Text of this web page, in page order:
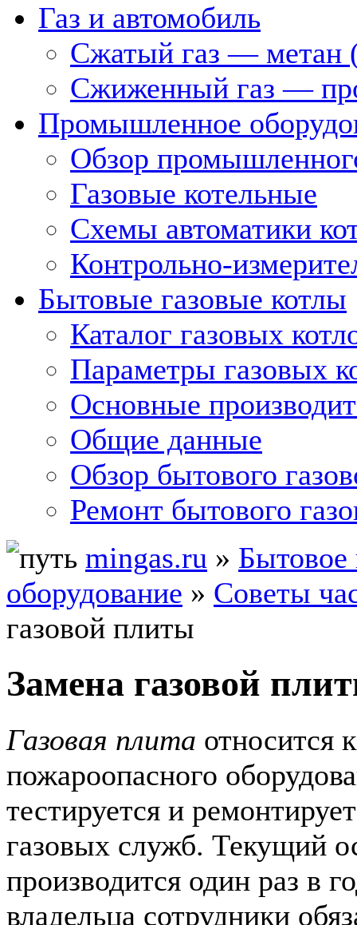
Газ и автомобиль
Сжатый газ — метан
Сжиженный газ —
Промышленное
Обзор
Газовые котельные
Схемы автоматики
Контрольно-
Бытовые газовые котлы
Каталог газовых
Параметры газовых
Основные
Общие данные
Обзор бытового
Ремонт бытового
mingas.ru » Бытовое
оборудование » Советы
газовой плиты
Замена газовой
Газовая плита относится
пожароопасного
тестируется и
газовых служб. Текущий
производится один раз в
владельца сотрудники